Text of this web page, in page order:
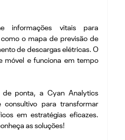
informações vitais para
o mapa de previsão de
de descargas elétricas. O
móvel e funciona em tempo
de ponta, a Cyan Analytics
consultivo para transformar
em estratégias eficazes.
as soluções!